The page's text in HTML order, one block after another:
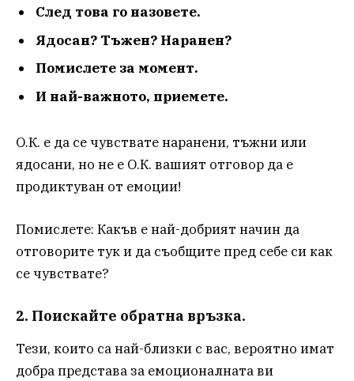
След това го назовете.
Ядосан? Тъжен? Наранен?
Помислете за момент.
И най-важното, приемете.
О.К. е да се чувствате наранени, тъжни или
ядосани, но не е О.К. вашият отговор да е
продиктуван от емоции!
Помислете: Какъв е най-добрият начин да
отговорите тук и да съобщите пред себе си как
се чувствате?
2. Поискайте обратна връзка.
Тези, които са най-близки с вас, вероятно имат
добра представа за емоционалната ви